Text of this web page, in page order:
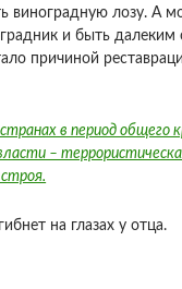
лозу. А
и быть
причиной
в период
–
на глазах у отца.